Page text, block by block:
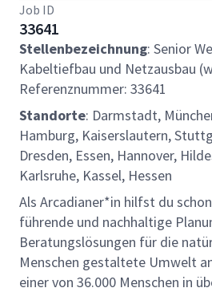
Job ID
33641
Stellenbezeichnung: Senior
Kabeltiefbau und Netzausbau
Referenznummer: 33641
Standorte: Darmstadt,
Hamburg, Kaiserslautern,
Dresden, Essen, Hannover,
Karlsruhe, Kassel, Hessen
Als Arcadianer*in hilfst du
führende und nachhaltige
Beratungslösungen für die
Menschen gestaltete Umwelt
einer von 36.000 Menschen in